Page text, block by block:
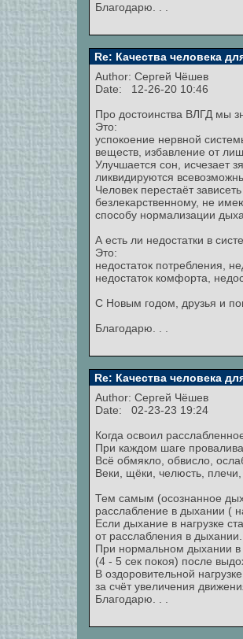
Благодарю. . .
Re: Качества человека
Author: Сергей Чёшев
Date: 12-26-20 10:46
Про достоинства ВЛГД мы
Это:
успокоение нервной
веществ, избавление от
Улучшается сон, исчезает
ликвидируются
Человек перестаёт
безлекарственному, не
способу нормализации
А есть ли недостатки в
Это:
недостаток потребления,
недостаток комфорта,
С Новым годом, друзья и
Благодарю. . .
Re: Качества человека
Author: Сергей Чёшев
Date: 02-23-23 19:24
Когда освоил
При каждом шаге
Всё обмякло, обвисло,
Веки, щёки, челюсть, плечи,
Тем самым (осознанное
расслабление в дыхании (
Если дыхание в нагрузке
от расслабления в дыхании.
При нормальном дыхании в
(4 - 5 сек покоя) после
В оздоровительной
за счёт увеличения
Благодарю. . .